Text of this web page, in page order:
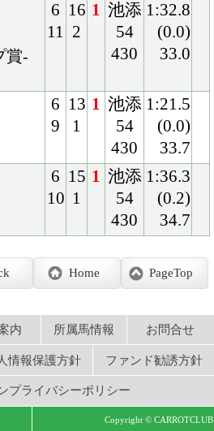
PageTop
所属馬情報
ーポリシー
Copyright © CARROTCLUB